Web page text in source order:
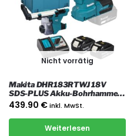
Nicht vorrätig
Makita DHR183RTWJ 18V
SDS-PLUS Akku-Bohrhammer
LXT 18 mm 1,7 J, mit 2x 5 Ah
Akkus, Ladegerät,
Absaugadapter und Koffer
439.90 €inkl. MwSt.
Weiterlesen